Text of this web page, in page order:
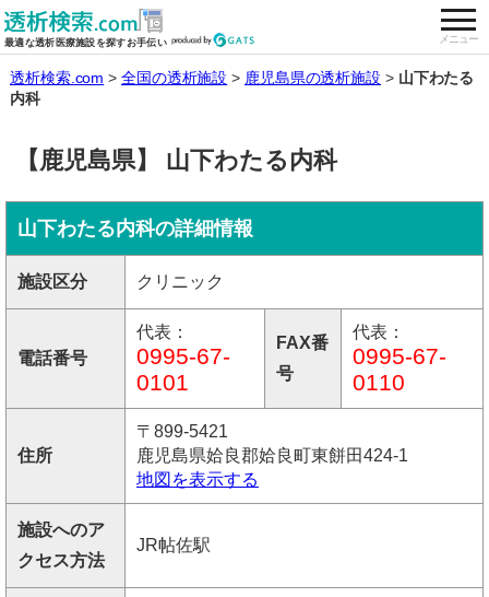
最適な透析医療施設を探すお手伝い メニュー
全国の透析施設を検索する
透析検索.com 全国の透析施設 鹿児島県の透析施設
山下わたる
内科
【鹿児島県】 山下わたる内科
山下わたる内科の詳細情報
施設区分 クリニック
電話番号
代表：
0995-67-
0101
FAX番
号
代表：
0995-67-
0110
住所
〒899-5421
鹿児島県姶良郡姶良町東餅田424-1
地図を表示する
施設へのア
クセス方法
JR帖佐駅